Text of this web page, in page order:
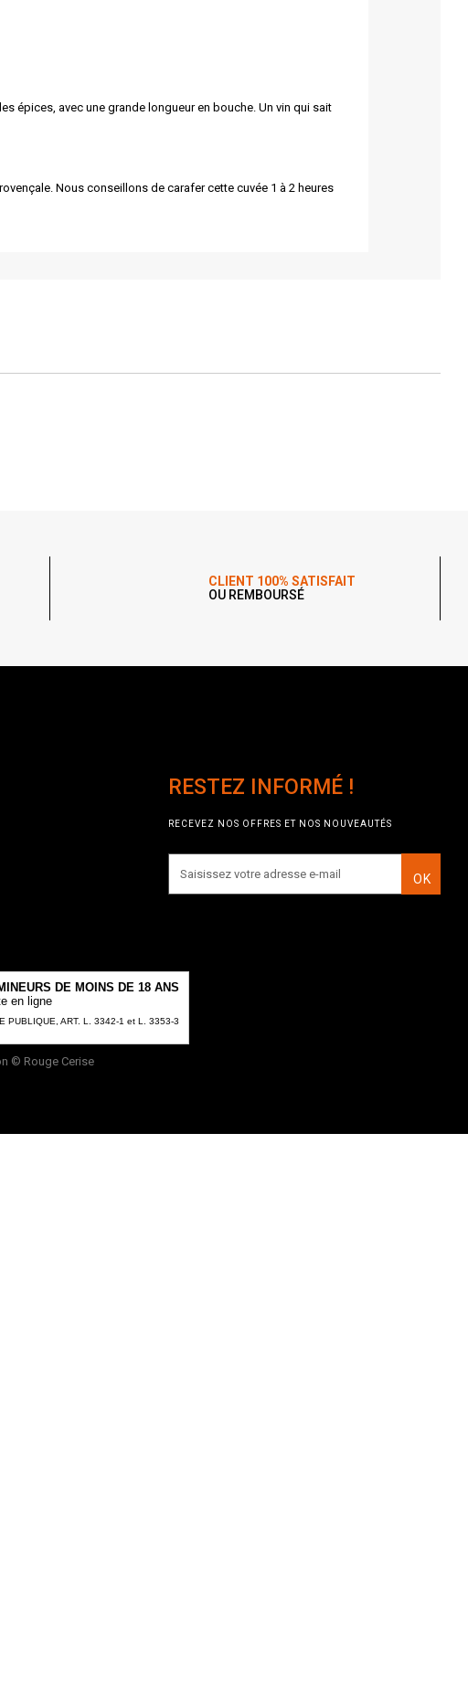
épices, avec une grande longueur en bouche. Un vin qui sait
Nous conseillons de carafer cette cuvée 1 à 2 heures
CLIENT 100% SATISFAIT
OU REMBOURSÉ
RESTEZ INFORMÉ !
RECEVEZ NOS OFFRES ET NOS NOUVEAUTÉS
OK
DE MOINS DE 18 ANS
en ligne
PUBLIQUE, ART. L. 3342-1 et L. 3353-3
© Rouge Cerise